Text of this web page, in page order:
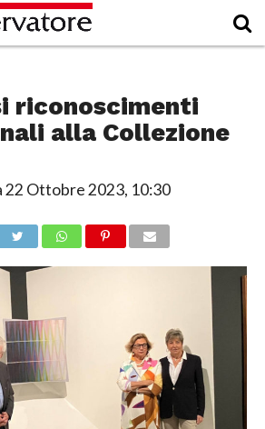
riconoscimenti
alla Collezione
22 Ottobre 2023, 10:30